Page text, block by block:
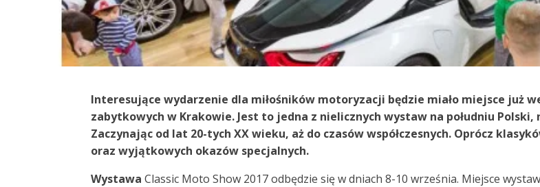
Interesujące wydarzenie dla miłośników motoryzacji będzie miało miejsce już
zabytkowych w Krakowie. Jest to jedna z nielicznych wystaw na południu
Zaczynając od lat 20-tych XX wieku, aż do czasów współczesnych. Oprócz
oraz wyjątkowych okazów specjalnych.
Wystawa Classic Moto Show 2017 odbędzie się w dniach 8-10 września. Miejsce